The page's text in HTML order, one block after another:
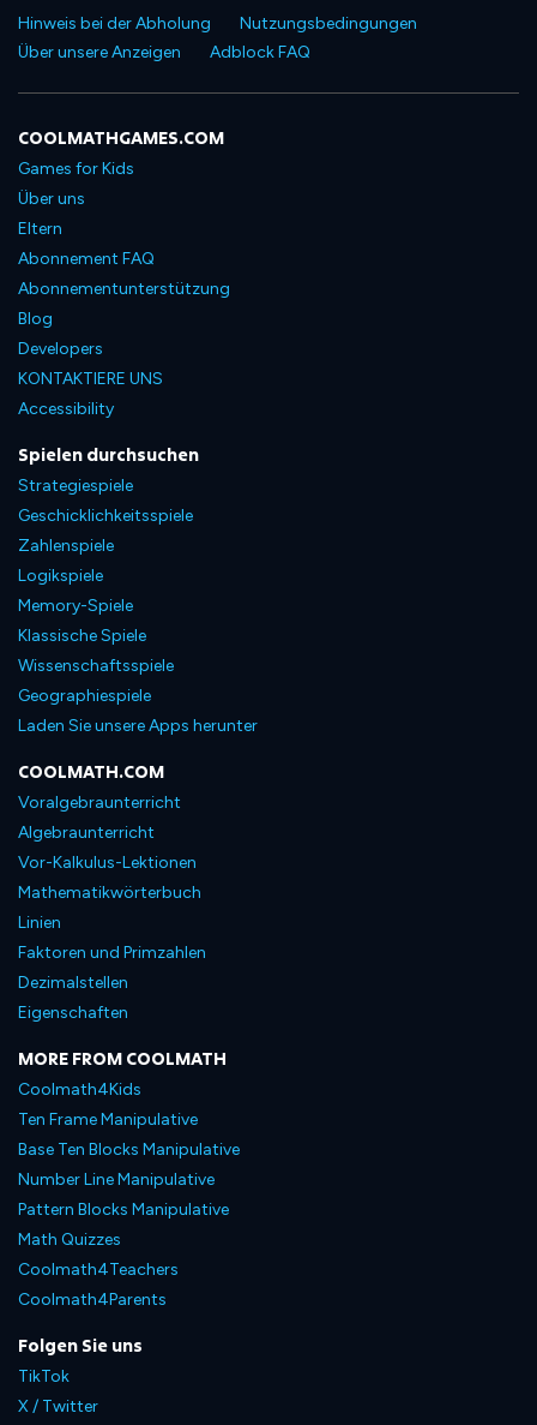
Hinweis bei der Abholung
Nutzungsbedingungen
Über unsere Anzeigen
Adblock FAQ
COOLMATHGAMES.COM
Games for Kids
Über uns
Eltern
Abonnement FAQ
Abonnementunterstützung
Blog
Developers
KONTAKTIERE UNS
Accessibility
Spielen durchsuchen
Strategiespiele
Geschicklichkeitsspiele
Zahlenspiele
Logikspiele
Memory-Spiele
Klassische Spiele
Wissenschaftsspiele
Geographiespiele
Laden Sie unsere Apps herunter
COOLMATH.COM
Voralgebraunterricht
Algebraunterricht
Vor-Kalkulus-Lektionen
Mathematikwörterbuch
Linien
Faktoren und Primzahlen
Dezimalstellen
Eigenschaften
MORE FROM COOLMATH
Coolmath4Kids
Ten Frame Manipulative
Base Ten Blocks Manipulative
Number Line Manipulative
Pattern Blocks Manipulative
Math Quizzes
Coolmath4Teachers
Coolmath4Parents
Folgen Sie uns
TikTok
X / Twitter